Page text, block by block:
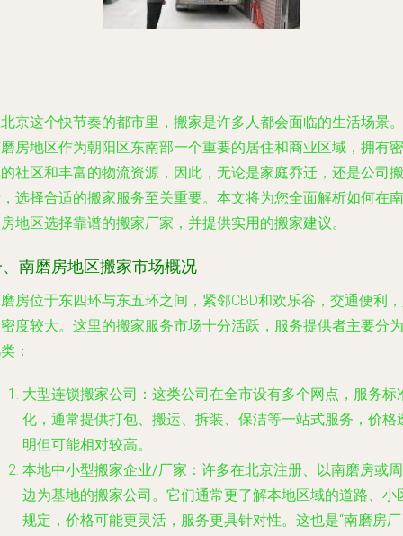
京这个快节奏的都市里，搬家是许多人都会面临的生活场景。
房地区作为朝阳区东南部一个重要的居住和商业区域，拥有密
社区和丰富的物流资源，因此，无论是家庭乔迁，还是公司搬
选择合适的搬家服务至关重要。本文将为您全面解析如何在南
地区选择靠谱的搬家厂家，并提供实用的搬家建议。
南磨房地区搬家市场概况
房位于东四环与东五环之间，紧邻CBD和欢乐谷，交通便利
度较大。这里的搬家服务市场十分活跃，服务提供者主要分为
：
大型连锁搬家公司 ：这类公司在全市设有多个网点，服务标
化，通常提供打包、搬运、拆装、保洁等一站式服务，价格
明但可能相对较高。
本地中小型搬家企业/厂家 ：许多在北京注册、以南磨房或周
边为基地的搬家公司。它们通常更了解本地区域的道路、小
规定，价格可能更灵活，服务更具针对性。这也是“南磨房厂